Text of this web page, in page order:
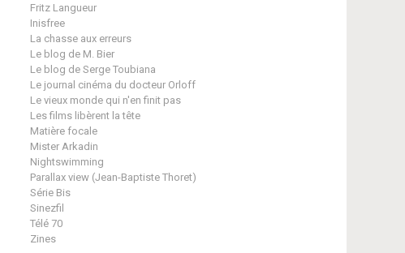
Fritz Langueur
Inisfree
La chasse aux erreurs
Le blog de M. Bier
Le blog de Serge Toubiana
Le journal cinéma du docteur Orloff
Le vieux monde qui n'en finit pas
Les films libèrent la tête
Matière focale
Mister Arkadin
Nightswimming
Parallax view (Jean-Baptiste Thoret)
Série Bis
Sinezfil
Télé 70
Zines